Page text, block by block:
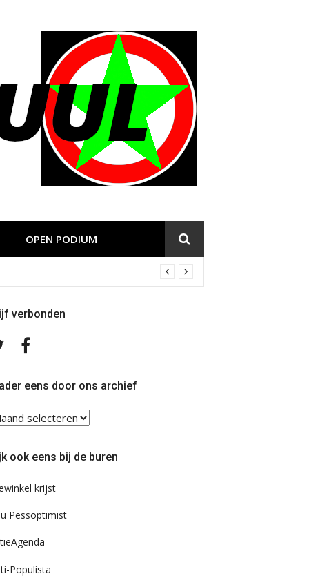
OPEN PODIUM
verbonden
Volg
TwitterFacebook
eens door ons archief
ook eens bij de buren
krijst
Pessoptimist
Populista